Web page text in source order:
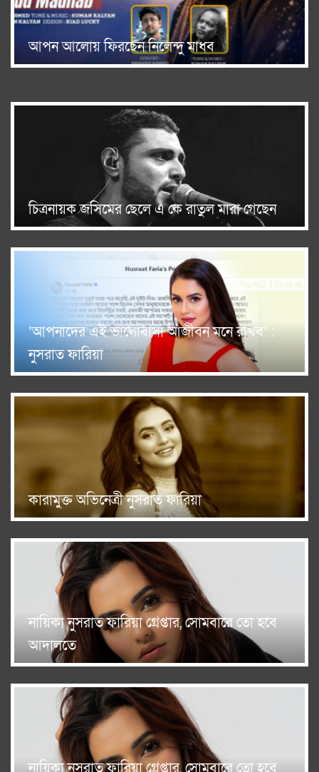
আপন আলোয় ফিরছেন নিলেন্দু মাধব
চিত্রনায়ক জসিমের ছেলে এ কে রাতুল মারা গেছেন
‘আপনাদের এই ভালোবাসা আজীবন মনে রাখব’ :
নুসরাত ফারিয়া
কারামুক্ত অভিনেত্রী নুসরাত ফারিয়া
নায়িকা নুসরাত ফারিয়া গ্রেপ্তার, সোমবারে তো হবে
আদালতে
নায়িকা নুসরাত ফারিয়া গ্রেপ্তার, সোমবারে তো হবে